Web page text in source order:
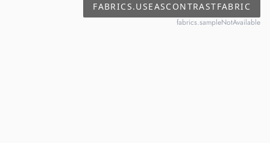
FABRICS.USEASCONTRASTFABRIC
fabrics.sampleNotAvailable